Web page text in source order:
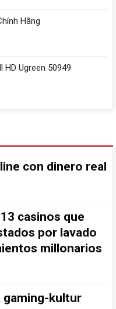
Hãng
HD Ugreen 50949
con dinero real
casinos que
por lavado
millonarios
gaming-kultur